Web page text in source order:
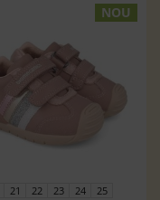
NOU
21 22 23 24 25